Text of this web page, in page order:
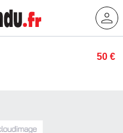
50 €